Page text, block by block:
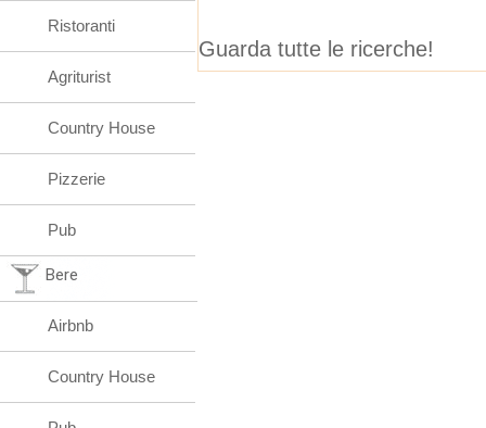
Guarda tutte le ricerche!
Ristoranti
Agriturist
Country House
Pizzerie
Pub
Bere
Airbnb
Country House